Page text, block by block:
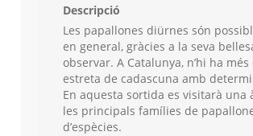
Descripció
Les papallones diürnes són
en general, gràcies a la seva
observar. A Catalunya, n’hi ha
estreta de cadascuna amb
En aquesta sortida es visitarà
les principals famílies de
d’espècies.